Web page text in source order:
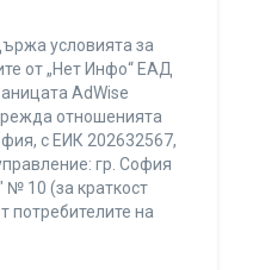
условията за
от „Нет Инфо“ ЕАД
AdWise
отношенията
с ЕИК 202632567,
гр. София
№ 10 (за краткост
потребителите на